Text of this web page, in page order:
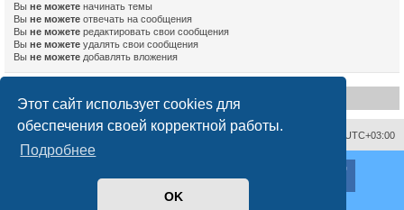
Этот сайт использует cookies для
обеспечения своей корректной работы.
Подробнее
OK
Вы не можете начинать темы
Вы не можете отвечать на сообщения
Вы не можете редактировать свои сообщения
Вы не можете удалять свои сообщения
Вы не можете добавлять вложения
Disclaimer
UTC+03:00
Связаться с администрацией
® Forum Software © phpBB Limited